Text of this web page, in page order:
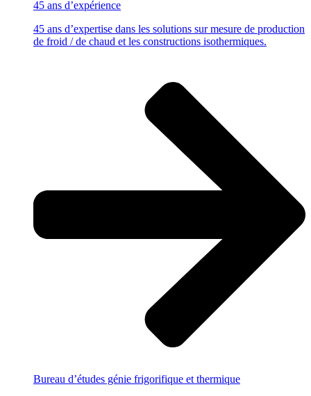
45 ans d’expérience
45 ans d’expertise dans les solutions sur mesure de production
de froid / de chaud et les constructions isothermiques.
Bureau d’études génie frigorifique et thermique